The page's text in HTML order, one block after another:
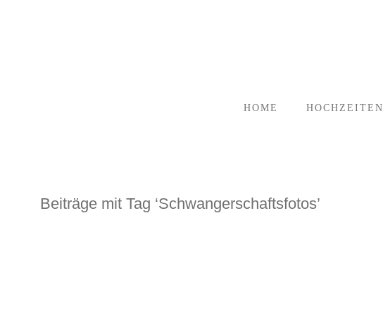
HOME HOCHZEITEN
Beiträge mit Tag ‘Schwangerschaftsfotos’